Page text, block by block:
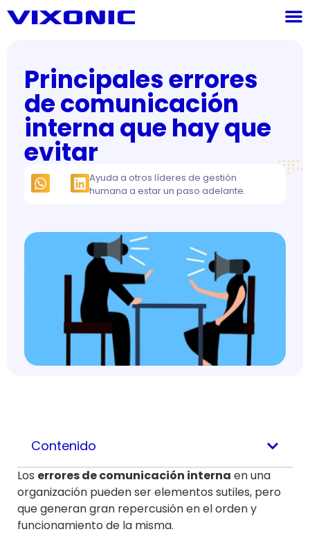
Principales errores
de comunicación
interna que hay que
evitar
Ayuda a otros líderes de gestión
humana a estar un paso adelante.
Contenido
Los errores de comunicación interna en una
organización pueden ser elementos sutiles, pero
que generan gran repercusión en el orden y
funcionamiento de la misma.